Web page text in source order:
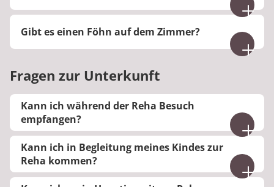
Ja, Sie können sich einen Bademantel gegen
Gebühr ausleihen.
Gibt es einen Föhn auf dem Zimmer?
Fragen zur Unterkunft
Kann ich während der Reha Besuch
empfangen?
Ja, Besuche sind während unserer Öffnungszeiten
möglich. Übernachtungen sind gegen einen
Kostenbeitrag möglich.
Kann ich in Begleitung meines Kindes zur
Reha kommen?
Nein, die Unterbringung von Kindern ist leider